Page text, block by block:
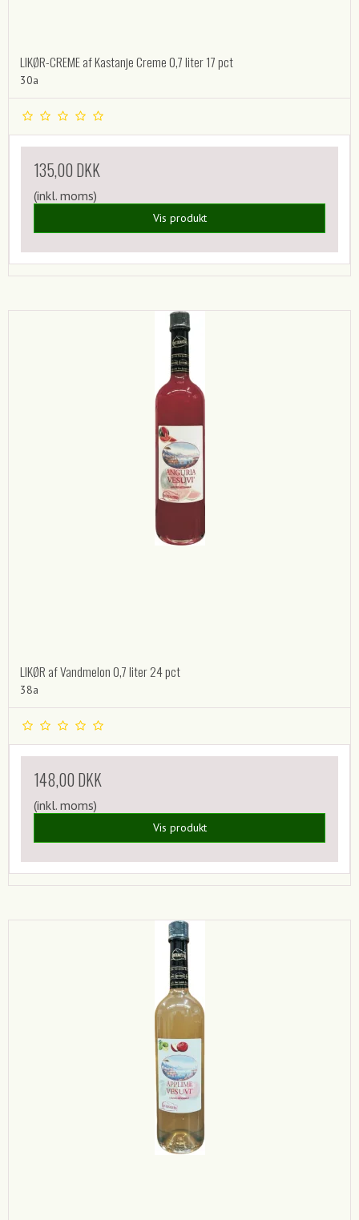
LIKØR-CREME af Kastanje Creme 0,7 liter 17 pct
30a
135,00 DKK
(inkl. moms)
Vis produkt
LIKØR af Vandmelon 0,7 liter 24 pct
38a
148,00 DKK
(inkl. moms)
Vis produkt